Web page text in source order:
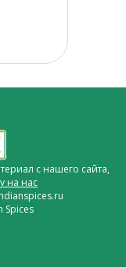
с нашего сайта,
на нас
Spices